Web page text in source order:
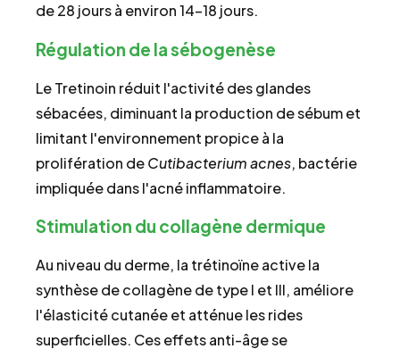
de 28 jours à environ 14-18 jours.
Régulation de la sébogenèse
Le Tretinoin réduit l'activité des glandes
sébacées, diminuant la production de sébum et
limitant l'environnement propice à la
prolifération deCutibacterium acnes, bactérie
impliquée dans l'acné inflammatoire.
Stimulation du collagène dermique
Au niveau du derme, la trétinoïne active la
synthèse de collagène de type I et III, améliore
l'élasticité cutanée et atténue les rides
superficielles. Ces effets anti-âge se